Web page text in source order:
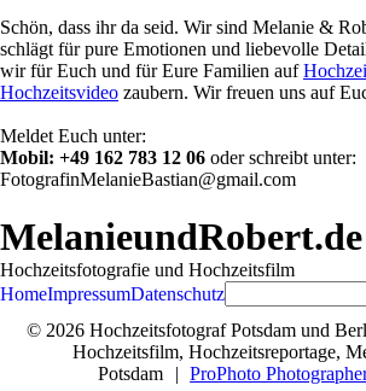
Schön, dass ihr da seid. Wir sind Melanie &
schlägt für pure Emotionen und liebevolle
wir für Euch und für Eure Familien auf
Hochzeitsvideo zaubern. Wir freuen uns auf
Meldet Euch unter:
Mobil: +49 162 783 12 06 oder schreibt unter:
FotografinMelanieBastian@gmail.com
MelanieundRobert.de
Hochzeitsfotografie und Hochzeitsfilm
HomeImpressumDatenschutz
© 2026 Hochzeitsfotograf Potsdam und
Hochzeitsfilm, Hochzeitsreportage,
Potsdam
| ProPhoto